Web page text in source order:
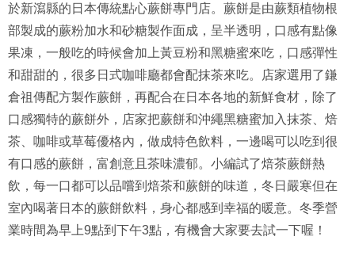
於新瀉縣的日本傳統點心蕨餅專門店。蕨餅是由蕨類植物根
部製成的蕨粉加水和砂糖製作面成，呈半透明，口感有點像
果凍，一般吃的時候會加上黃豆粉和黑糖蜜來吃，口感彈性
和甜甜的，很多日式咖啡廳都會配抹茶來吃。店家選用了鎌
倉祖傳配方製作蕨餅，再配合在日本各地的新鮮食材，除了
口感獨特的蕨餅外，店家把蕨餅和沖繩黑糖蜜加入抹茶、焙
茶、咖啡或草莓優格內，做成特色飲料，一邊喝可以吃到很
有口感的蕨餅，富創意且茶味濃郁。小編試了焙茶蕨餅熱
飲，每一口都可以品嚐到焙茶和蕨餅的味道，冬日嚴寒但在
室內喝著日本的蕨餅飲料，身心都感到幸福的暖意。冬季營
業時間為早上9點到下午3點，有機會大家要去試一下喔！